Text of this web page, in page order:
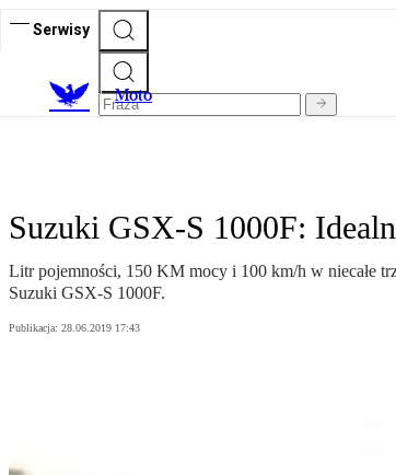
Serwisy
Moto
Suzuki GSX-S 1000F:
Litr pojemności, 150 KM mocy i 100 km/h w niecałe
Suzuki GSX-S 1000F.
Publikacja: 28.06.2019 17:43